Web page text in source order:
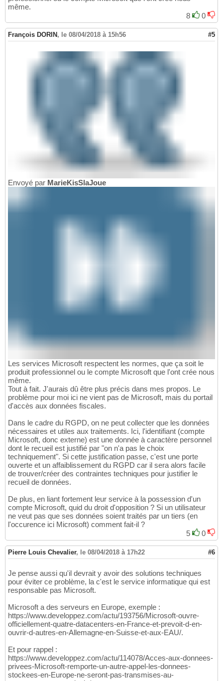
même.
8
0
François DORIN , le 08/04/2018 à 15h56 #5
Envoyé par MarieKisSlaJoue
Les services Microsoft respectent les normes, que ça soit le
produit professionnel ou le compte Microsoft que l'ont crée nous
même.
Tout à fait. J'aurais dû être plus précis dans mes propos. Le
problème pour moi ici ne vient pas de Microsoft, mais du portail
d'accès aux données fiscales.
Dans le cadre du RGPD, on ne peut collecter que les données
nécessaires et utiles aux traitements. Ici, l'identifiant (compte
Microsoft, donc externe) est une donnée à caractère personnel
dont le recueil est justifié par "on n'a pas le choix
techniquement". Si cette justification passe, c'est une porte
ouverte et un affaiblissement du RGPD car il sera alors facile
de trouver/créer des contraintes techniques pour justifier le
recueil de données.
De plus, en liant fortement leur service à la possession d'un
compte Microsoft, quid du droit d'opposition ? Si un utilisateur
ne veut pas que ses données soient traités par un tiers (en
l'occurence ici Microsoft) comment fait-il ?
5
0
Pierre Louis Chevalier, le 08/04/2018 à 17h22 #6
Je pense aussi qu'il devrait y avoir des solutions techniques
pour éviter ce problème, la c'est le service informatique qui est
responsable pas Microsoft.
Microsoft a des serveurs en Europe, exemple :
https://www.developpez.com/actu/193756/Microsoft-ouvre-
officiellement-quatre-datacenters-en-France-et-prevoit-d-en-
ouvrir-d-autres-en-Allemagne-en-Suisse-et-aux-EAU/.
Et pour rappel :
https://www.developpez.com/actu/114078/Acces-aux-donnees-
privees-Microsoft-remporte-un-autre-appel-les-donnees-
stockees-en-Europe-ne-seront-pas-transmises-au-